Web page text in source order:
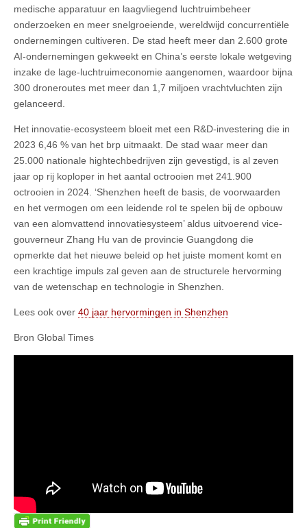
medische apparatuur en laagvliegend luchtruimbeheer
onderzoeken en meer snelgroeiende, wereldwijd concurrentiële
ondernemingen cultiveren. De stad heeft meer dan 2.600 grote
AI-ondernemingen gekweekt en China’s eerste lokale wetgeving
inzake de lage-luchtruimeconomie aangenomen, waardoor bijna
300 droneroutes met meer dan 1,7 miljoen vrachtvluchten zijn
gelanceerd.
Het innovatie-ecosysteem bloeit met een R&D-investering die in
2023 6,46 % van het brp uitmaakt. De stad waar meer dan
25.000 nationale hightechbedrijven zijn gevestigd, is al zeven
jaar op rij koploper in het aantal octrooien met 241.900
octrooien in 2024. ‘Shenzhen heeft de basis, de voorwaarden
en het vermogen om een leidende rol te spelen bij de opbouw
van een alomvattend innovatiesysteem’ aldus uitvoerend vice-
gouverneur Zhang Hu van de provincie Guangdong die
opmerkte dat het nieuwe beleid op het juiste moment komt en
een krachtige impuls zal geven aan de structurele hervorming
van de wetenschap en technologie in Shenzhen.
Lees ook over 40 jaar hervormingen in Shenzhen
Bron Global Times